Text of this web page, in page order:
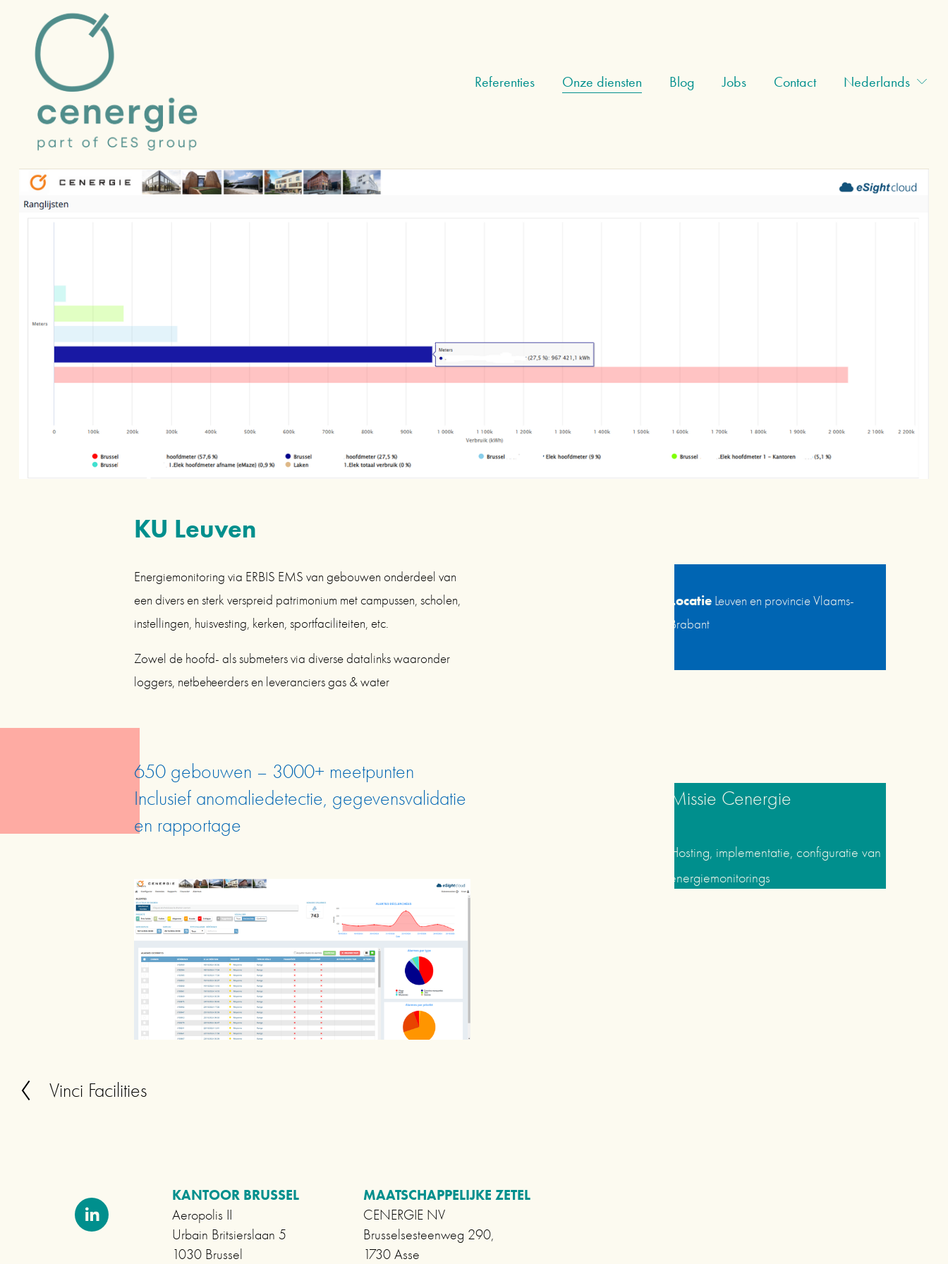
Referenties Onze diensten Blog Jobs Contact Nederlands
KU Leuven
Locatie Leuven en provincie Vlaams-
Brabant
Energiemonitoring via ERBIS EMS van gebouwen onderdeel van
een divers en sterk verspreid patrimonium met campussen, scholen,
instellingen, huisvesting, kerken, sportfaciliteiten, etc.
Zowel de hoofd- als submeters via diverse datalinks waaronder
loggers, netbeheerders en leveranciers gas & water
650 gebouwen – 3000+ meetpunten
Inclusief anomaliedetectie, gegevensvalidatie
en rapportage
Missie Cenergie
Hosting, implementatie, configuratie van
energiemonitorings
V
Vinci Facilities
KANTOOR BRUSSEL
Aeropolis II
Urbain Britsierslaan 5
1030 Brussel
MAATSCHAPPELIJKE ZETEL
CENERGIE NV
Brusselsesteenweg 290,
1730 Asse